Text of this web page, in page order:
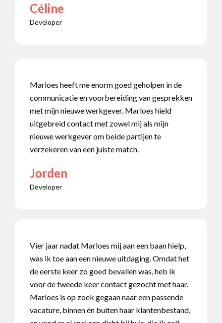
Céline
Developer
Marloes heeft me enorm goed geholpen in de
communicatie en voorbereiding van gesprekken
met mijn nieuwe werkgever. Marloes hield
uitgebreid contact met zowel mij als mijn
nieuwe werkgever om beide partijen te
verzekeren van een juiste match.
Jorden
Developer
Vier jaar nadat Marloes mij aan een baan hielp,
was ik toe aan een nieuwe uitdaging. Omdat het
de eerste keer zo goed bevallen was, heb ik
voor de tweede keer contact gezocht met haar.
Marloes is op zoek gegaan naar een passende
vacature, binnen én buiten haar klantenbestand,